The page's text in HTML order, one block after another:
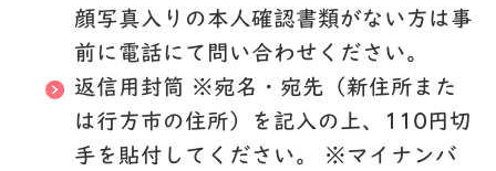
顔写真入りの本人確認書類がない方は事
前に電話にて問い合わせください。
返信用封筒 ※宛名・宛先（新住所また
は行方市の住所）を記入の上、110円切
手を貼付してください。 ※マイナンバ